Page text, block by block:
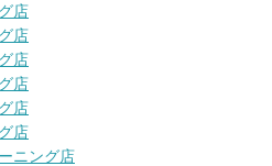
店
店
店
店
店
店
ニング店